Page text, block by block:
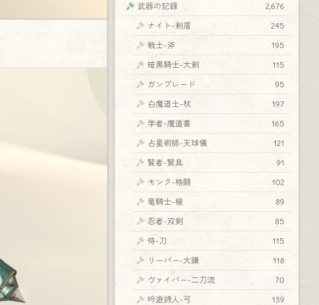
武器の記録
2,676
ナイト-剣盾
245
戦士-斧
195
暗黒騎士-大剣
115
ガンブレード
95
白魔道士-杖
197
学者-魔道書
165
占星術師-天球儀
121
賢者-賢具
91
モンク-格闘
102
竜騎士-槍
89
忍者-双剣
85
侍-刀
115
リーパー-大鎌
118
ヴァイパー-二刀流
70
吟遊詩人-弓
139